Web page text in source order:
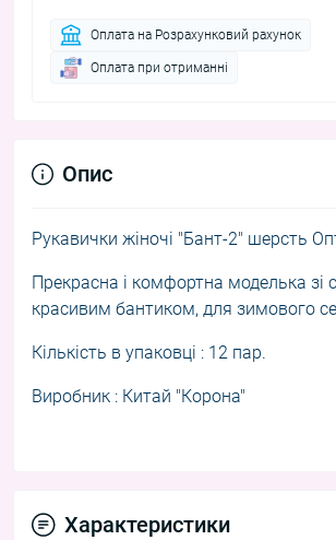
Оплата на Розрахунковий рахунок
Оплата при отриманні
Опис
Рукавички жіночі "Бант-2" шерсть
Прекрасна і комфортна моделька зі
красивим бантиком, для зимового
Кількість в упаковці : 12 пар.
Виробник : Китай "Корона"
Характеристики